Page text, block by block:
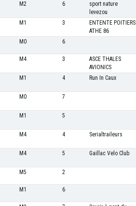
M2 6
sport nature
levezou
M1 3
ENTENTE POITIERS
ATHE 86
M0 6
M4 3
ASCE THALES
AVIONICS
M1 4 Run In Caux
M0 7
M1 5
M4 4 Serialtraileurs
M4 5 Gaillac Velo Club
M5 2
M1 6